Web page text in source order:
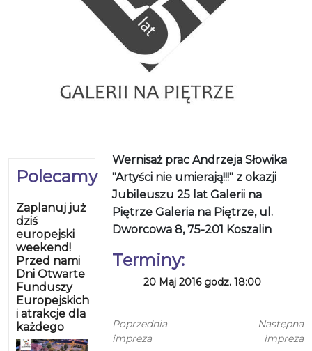
Polecamy
Zaplanuj już
dziś
europejski
weekend!
Przed nami
Dni Otwarte
Funduszy
Europejskich
i atrakcje dla
każdego
Wernisaż prac Andrzeja Słowika
"Artyści nie umierają!!!" z okazji
Jubileuszu 25 lat Galerii na
Piętrze Galeria na Piętrze, ul.
Dworcowa 8, 75-201 Koszalin
Terminy:
20 Maj 2016 godz. 18:00
Poprzednia
impreza
Następna
impreza